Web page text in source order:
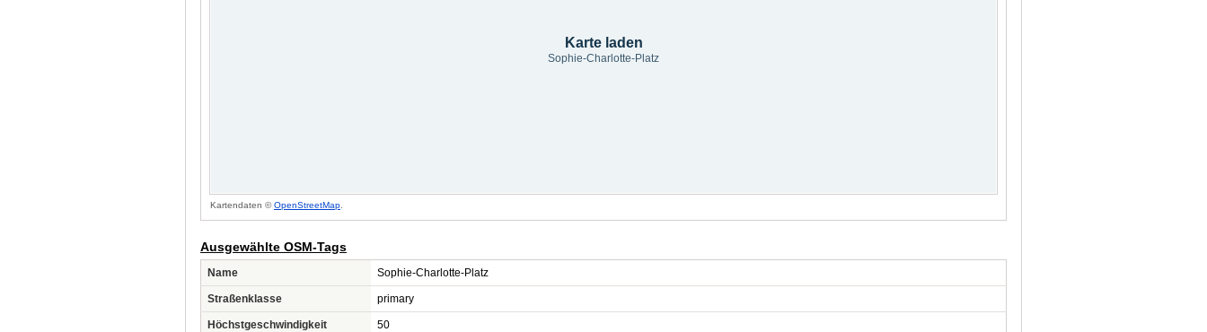
Karte laden
Sophie-Charlotte-Platz
Kartendaten ©OpenStreetMap
Ausgewählte OSM-Tags
Name Sophie-Charlotte-Platz
Straßenklasse primary
Höchstgeschwindigkeit 50